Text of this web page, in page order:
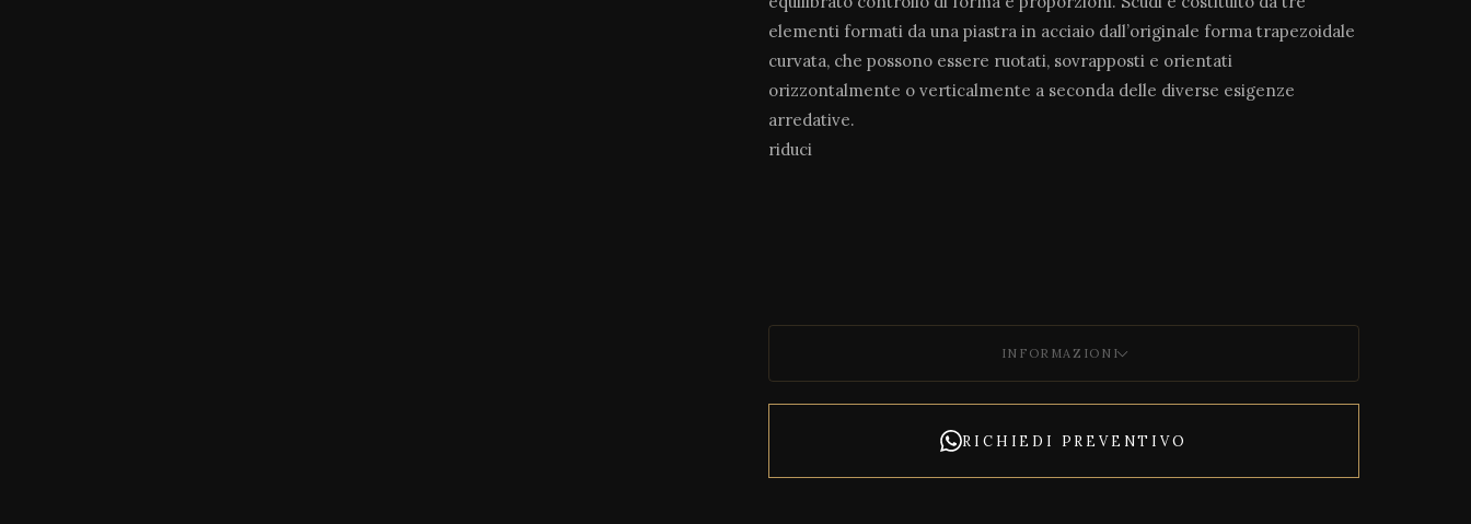
elementi formati da una piastra in acciaio dall’originale forma trapezoidale
curvata, che possono essere ruotati, sovrapposti e orientati
orizzontalmente o verticalmente a seconda delle diverse esigenze
arredative.
riduci
INFORMAZIONI
RICHIEDI PREVENTIVO